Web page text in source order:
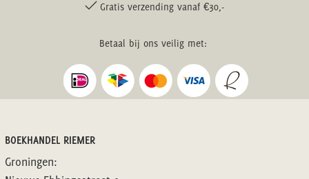
Gratis verzending vanaf €30,-
Betaal bij ons veilig met:
BOEKHANDEL RIEMER
Groningen: